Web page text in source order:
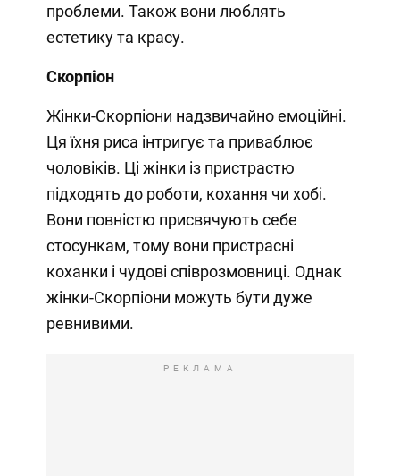
проблеми. Також вони люблять
естетику та красу.
Скорпіон
Жінки-Скорпіони надзвичайно емоційні.
Ця їхня риса інтригує та приваблює
чоловіків. Ці жінки із пристрастю
підходять до роботи, кохання чи хобі.
Вони повністю присвячують себе
стосункам, тому вони пристрасні
коханки і чудові співрозмовниці. Однак
жінки-Скорпіони можуть бути дуже
ревнивими.
РЕКЛАМА